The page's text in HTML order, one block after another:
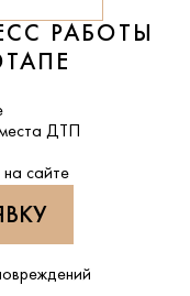
РАБОТЫ
ДТП
на сайте